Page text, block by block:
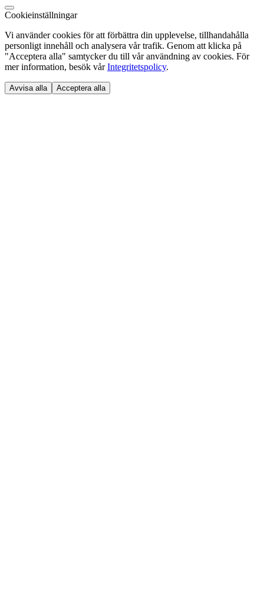
Cookieinställningar
Vi använder cookies för att förbättra din upplevelse, tillhandahålla
personligt innehåll och analysera vår trafik. Genom att klicka på
"Acceptera alla" samtycker du till vår användning av cookies. För
mer information, besök vårIntegritetspolicy.
Avvisa alla Acceptera alla